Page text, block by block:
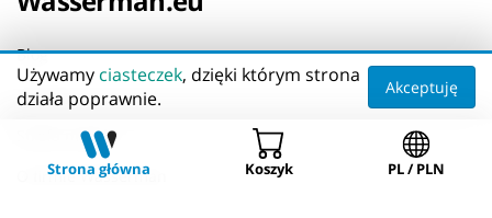
Blog
Nowości
Strefa marek
O firmie Wasserman
Strona główna Koszyk PL / PLN
Używamy ciasteczek, dzięki którym strona
działa poprawnie.
Akceptuję